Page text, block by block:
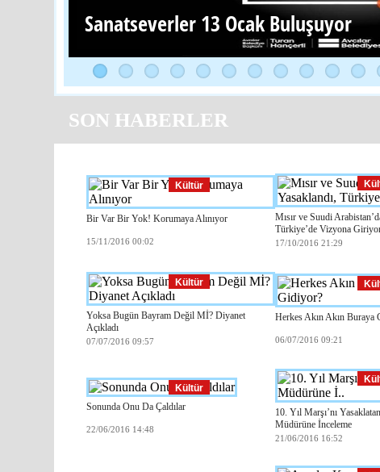
Sanatseverler 13 Ocak Buluşuyor
SON HABERLER
Kültür
Bir Var Bir Yok! Korumaya Alınıyor
15/11/2016 00:02
Mısır ve Suudi
Türkiye’de Vizyona
17/10/2016 21:29
Kültür
Yoksa Bugün Bayram Değil Mİ? Diyanet
Açıkladı
07/07/2016 09:57
Herkes Akın Akın Buraya
06/07/2016 09:21
Kültür
Sonunda Onu Da Çaldılar
22/06/2016 14:48
10. Yıl Marşı’nı
Müdürüne İnceleme
21/06/2016 16:52